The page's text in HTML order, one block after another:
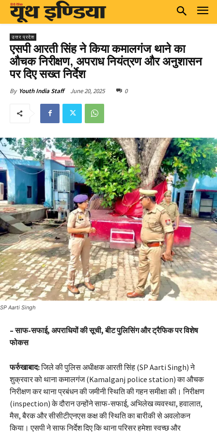
उत्तर प्रदेश
एसपी आरती सिंह ने किया कमालगंज थाने का
औचक निरीक्षण, अपराध नियंत्रण और अनुशासन
पर दिए सख्त निर्देश
By Youth India Staff June 20, 2025 0
SP Aarti Singh
– साफ-सफाई, अपराधियों की सूची, बीट पुलिसिंग और ट्रैफिक पर विशेष
फोकस
फर्रुखाबाद:जिले की पुलिस अधीक्षक आरती सिंह (SP Aarti Singh) ने
शुक्रवार को थाना कमालगंज (Kamalganj police station) का औचक
निरीक्षण कर थाना प्रबंधन की जमीनी स्थिति की गहन समीक्षा की। निरीक्षण
(inspection) के दौरान उन्होंने साफ-सफाई, अभिलेख व्यवस्था, हवालात,
मैस, बैरक और सीसीटीएनएस कक्ष की स्थिति का बारीकी से अवलोकन
किया। एसपी ने साफ निर्देश दिए कि थाना परिसर हमेशा स्वच्छ और